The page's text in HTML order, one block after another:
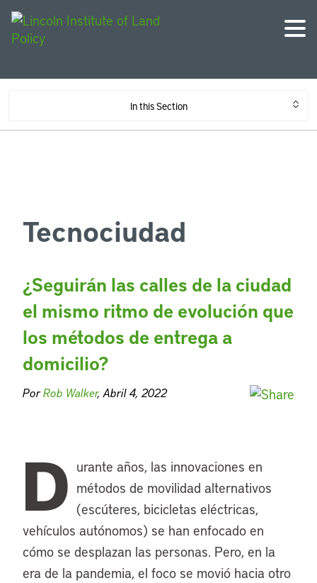
In this Section
Tecnociudad
¿Seguirán las calles de la ciudad
el mismo ritmo de evolución que
los métodos de entrega a
domicilio?
PorRob Walker, Abril 4, 2022
D urante años, las innovaciones en
métodos de movilidad alternativos
(escúteres, bicicletas eléctricas,
vehículos autónomos) se han enfocado en
cómo se desplazan las personas. Pero, en la
era de la pandemia, el foco se movió hacia otro